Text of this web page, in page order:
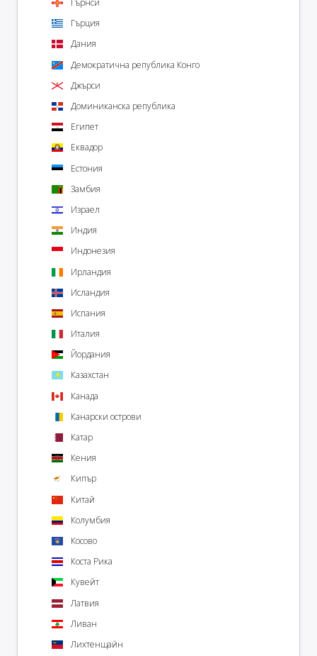
Гърнси
Гърция
Дания
Демократична република Конго
Джърси
Доминиканска република
Египет
Еквадор
Естония
Замбия
Израел
Индия
Индонезия
Ирландия
Исландия
Испания
Италия
Йордания
Казахстан
Канада
Канарски острови
Катар
Кения
Кипър
Китай
Колумбия
Косово
Коста Рика
Кувейт
Латвия
Ливан
Лихтенщайн